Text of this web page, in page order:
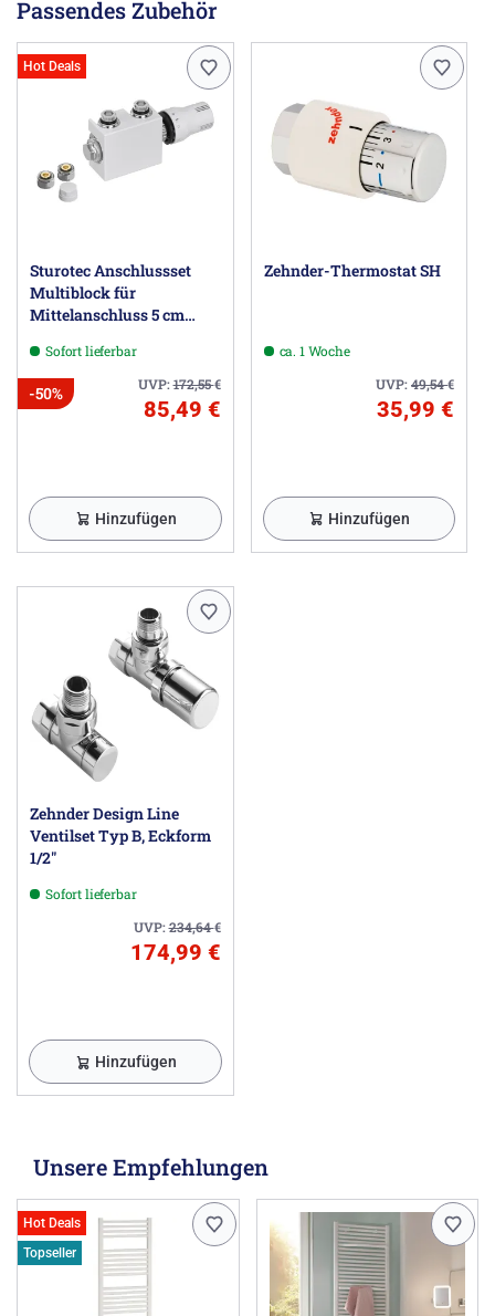
Herstellerinformationen
Zehnder Group Deutschland GmbH, Europastraße 10,
77933 Lahr DE, info@zehnder-systems.de
Passendes Zubehör
Hot Deals
Sturotec Anschlussset
Multiblock für
Mittelanschluss 5 cm
Sofort lieferbar
UVP:172,55€
-50%
85,49 €
Hinzufügen
Zehnder-Thermostat SH
ca. 1 Woche
UVP:49,54€
35,99 €
Hinzufügen
Zehnder Design Line
Ventilset Typ B, Eckform
1/2"
Sofort lieferbar
UVP:234,64€
174,99 €
Hinzufügen
Unsere Empfehlungen
Hot Deals
Topseller